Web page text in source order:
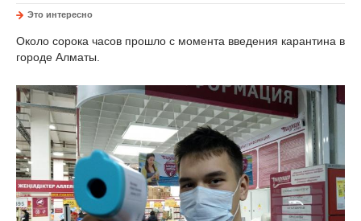
Это интересно
Около сорока часов прошло с момента введения карантина в
городе Алматы.